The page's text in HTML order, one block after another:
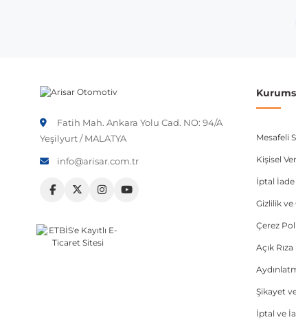
Araç üreticileri aynı model yılı içerisinde
Fatih Mah. Ankara Yolu Cad. NO: 94/A
Yeşilyurt / MALATYA
info@arisar.com.tr
Mesafeli
Kişisel
İptal
Gizlilik
Çerez
Açık
Şikayet
İptal ve